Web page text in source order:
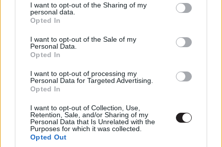
not limited to your visit or usage behaviour. You may click to
grant or deny consent to Google and its third-party tags to
use your data for below specified purposes in below Google
consent section.
I want to opt-out of the Sharing of my
personal data.
Opted In
I want to opt-out of the Sale of my
Personal Data.
Opted In
I want to opt-out of processing my
Personal Data for Targeted Advertising.
Opted In
I want to opt-out of Collection, Use,
Retention, Sale, and/or Sharing of my
Personal Data that Is Unrelated with the
Purposes for which it was collected.
Opted Out
Súlyosan megsérült Az
útvesztő sztárja
Éppen zajlik Az útvesztő-trilógia záróakkordjának, a
Halálkúrának a forgatása, máris a szívükhöz kaptak a